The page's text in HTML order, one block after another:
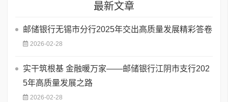
最新文章
邮储银行无锡市分行2025年交出高质量发展精彩答卷
2026-02-28
实干筑根基 金融暖万家——邮储银行江阴市支行202
5年高质量发展之路
2026-02-28